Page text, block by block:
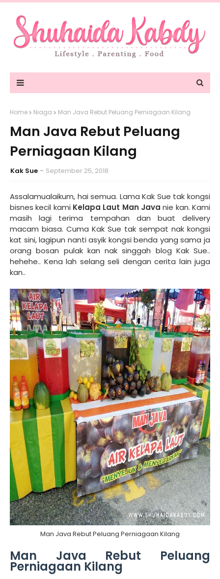
Home Niaga Man Java Rebut Peluang Perniagaan Kilang
Man Java Rebut Peluang
Perniagaan Kilang
Kak Sue September 25, 2018
Assalamualaikum, hai semua. Lama Kak Sue tak kongsi
bisnes kecil kami Kelapa Laut Man Java nie kan. Kami
masih lagi terima tempahan dan buat delivery
macam biasa. Cuma Kak Sue tak sempat nak kongsi
kat sini, lagipun nanti asyik kongsi benda yang sama ja
orang bosan pulak kan nak singgah blog Kak Sue..
hehehe.. Kena lah selang seli dengan cerita lain juga
kan..
Man Java Rebut Peluang Perniagaan Kilang
Man Java Rebut Peluang
Perniagaan Kilang